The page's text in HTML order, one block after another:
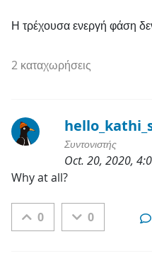
Η τρέχουσα ενεργή φάση
2 καταχωρήσεις
Συντονιστής
Oct. 20, 2020,
Κατηγορίες
Why at all?
0 0